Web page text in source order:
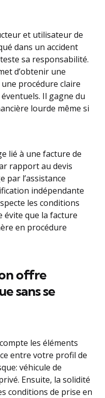
et utilisateur de
dans un accident
sa responsabilité.
d’obtenir une
procédure claire
Il gagne du
lourde même si
lié à une facture de
rapport au devis
par l’assistance
indépendante
les conditions
évite que la facture
en procédure
offre
sans se
les éléments
entre votre profil de
véhicule de
Ensuite, la solidité
conditions de prise en